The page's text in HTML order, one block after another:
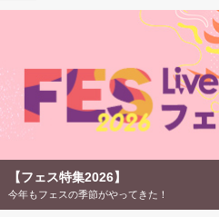
2026
【ライブ動員ランキング】2026年上
【フェス特集2026】
今年もフェスの季節がやってきた！